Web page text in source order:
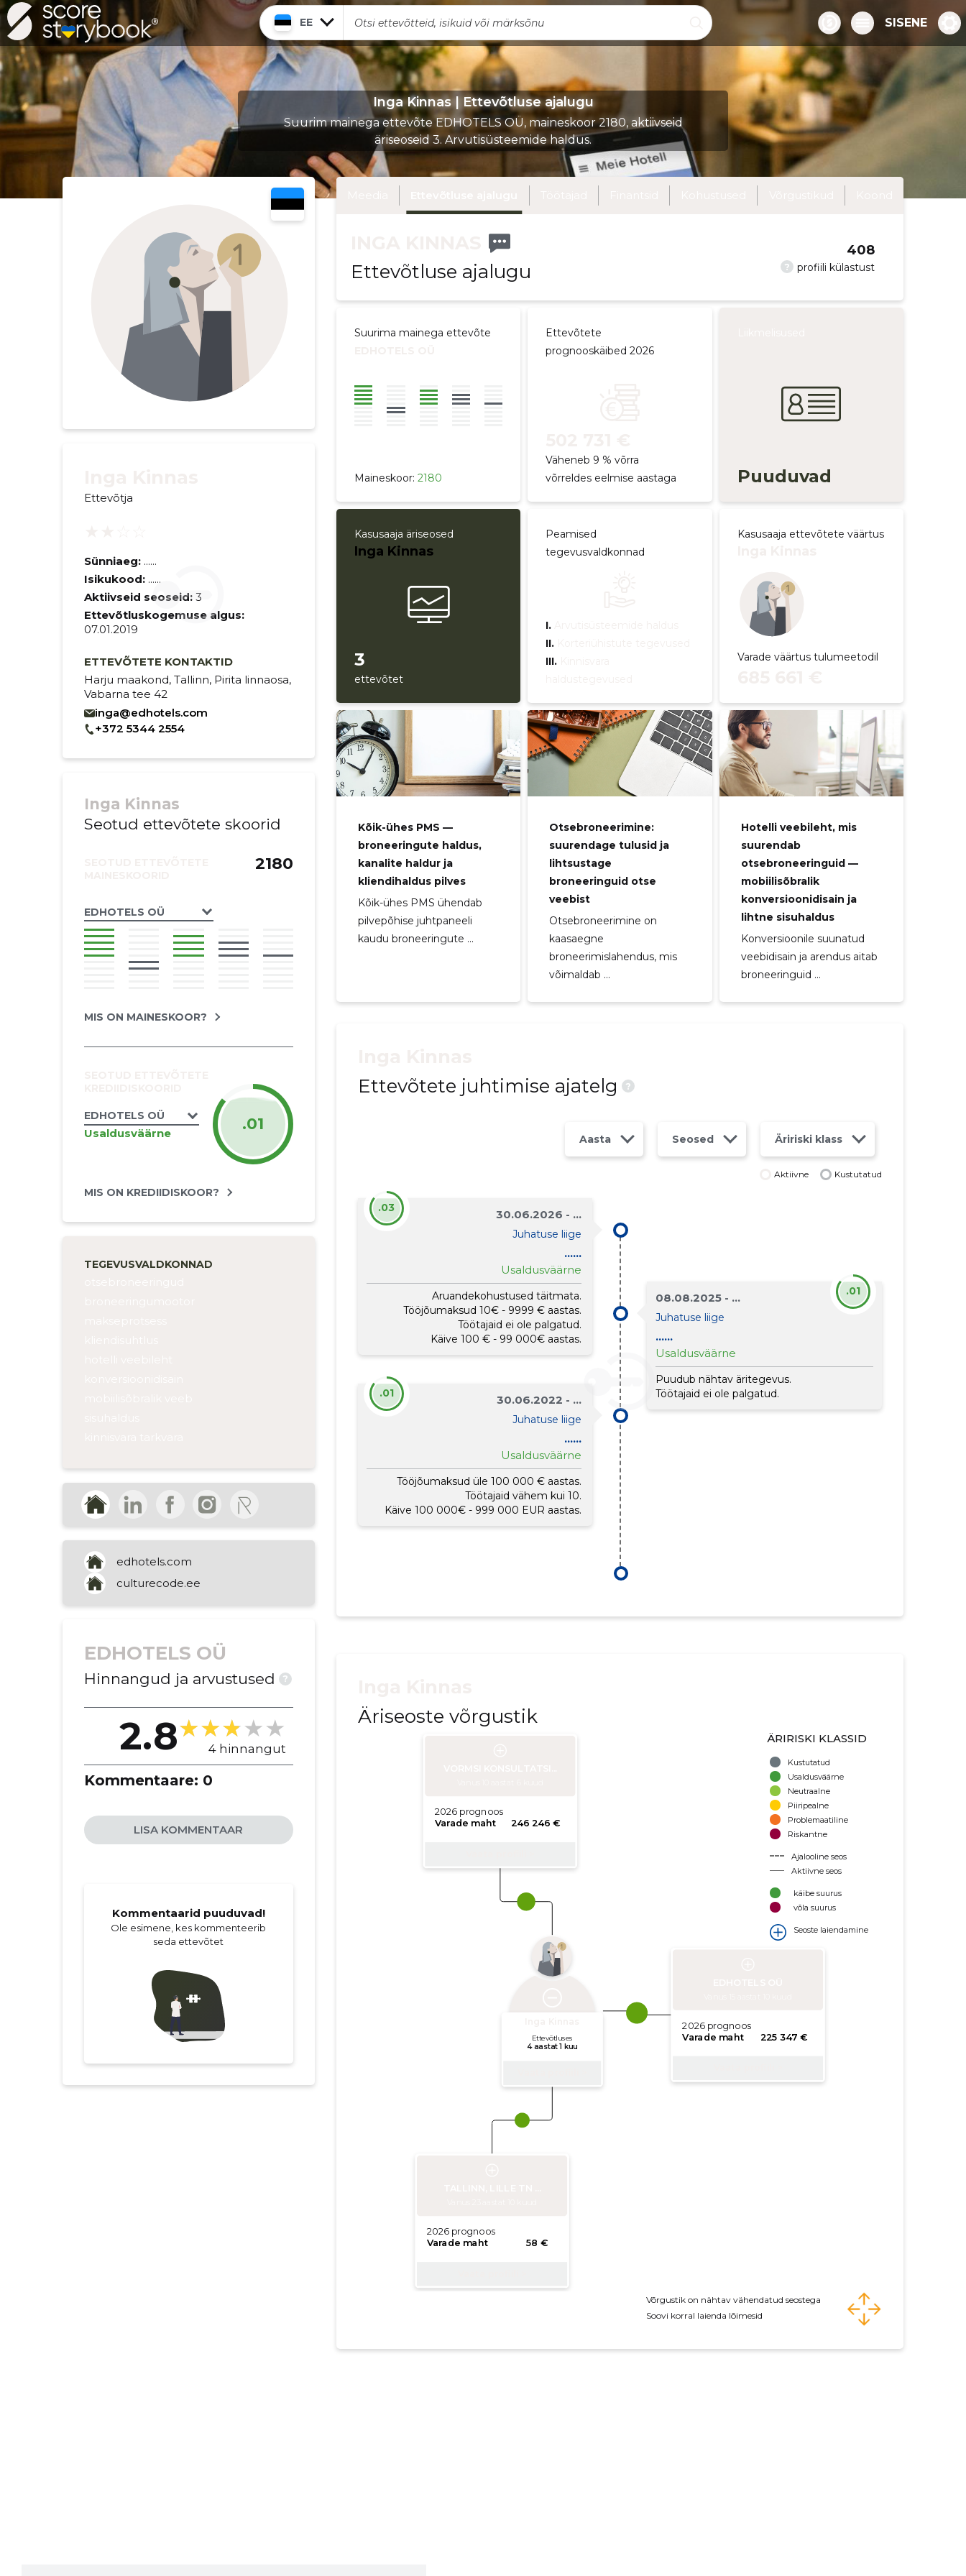
EE SISENE
Inga Kinnas | Ettevõtluse ajalugu
Suurim mainega ettevõte EDHOTELS OÜ, maineskoor 2180, aktiivseid
äriseoseid 3. Arvutisüsteemide haldus.
Ettevõtja
Sünniaeg: ......
Isikukood: ......
Aktiivseid seoseid: 3
Ettevõtluskogemuse algus:
07.01.2019
ETTEVÕTETE KONTAKTID
Harju maakond, Tallinn, Pirita linnaosa,
Vabarna tee 42
inga@edhotels.com
+372 5344 2554
Inga Kinnas
Seotud ettevõtete skoorid
EDHOTELS OÜ
2180
MIS ON MAINESKOOR?
EDHOTELS OÜ
Usaldusväärne .01
MIS ON KREDIIDISKOOR?
TEGEVUSVALDKONNAD
kliendihaldus
arvutisüsteemide haldus
kinnisvara haldustegevused
edhotels.com
culturecode.ee
EDHOTELS OÜ
Hinnangud ja arvustused ?
2.8 4 hinnangut
Kommentaare: 0
LISA KOMMENTAAR
Kommentaarid puuduvad!
Ole esimene, kes kommenteerib
seda ettevõtet
Ettevõtluse ajalugu
? profiili külastust
408
Suurima mainega ettevõte
Maineskoor: 2180
Ettevõtete
prognooskäibed 2026
Väheneb 9 % võrra
võrreldes eelmise aastaga
Puuduvad
Kasusaaja äriseosed
Inga Kinnas
3
ettevõtet
Peamised
tegevusvaldkonnad
I.
II.
III.
Kasusaaja ettevõtete väärtus
Varade väärtus tulumeetodil
Kõik-ühes PMS —
broneeringute haldus,
kanalite haldur ja
kliendihaldus pilves
Kõik-ühes PMS ühendab
pilvepõhise juhtpaneeli
kaudu broneeringute ...
Otsebroneerimine:
suurendage tulusid ja
lihtsustage
broneeringuid otse
veebist
Otsebroneerimine on
kaasaegne
broneerimislahendus, mis
võimaldab ...
Hotelli veebileht, mis
suurendab
otsebroneeringuid —
mobiilisõbralik
konversioonidisain ja
lihtne sisuhaldus
Konversioonile suunatud
veebidisain ja arendus aitab
broneeringuid ...
Ettevõtete juhtimise ajatelg
?
Aasta Seosed Äririski klass
Aktiivne Kustutatud
30.06.2026 - ...
Juhatuse liige
......
Usaldusväärne
Aruandekohustused täitmata.
Tööjõumaksud 10€ - 9999 € aastas.
Töötajaid ei ole palgatud.
Käive 100 € - 99 000€ aastas.
.03
08.08.2025 - ...
Juhatuse liige
......
Usaldusväärne
Puudub nähtav äritegevus.
Töötajaid ei ole palgatud.
.01
30.06.2022 - ...
Juhatuse liige
......
Usaldusväärne
Tööjõumaksud üle 100 000 € aastas.
Töötajaid vähem kui 10.
Käive 100 000€ - 999 000 EUR aastas.
.01
Äriseoste võrgustik
ÄRIRISKI KLASSID
Kustutatud
Usaldusväärne
Neutraalne
Piiripealne
Problemaatiline
Riskantne
Ajalooline seos
Aktiivne seos
käibe suurus
võla suurus
Seoste laiendamine
Võrgustik on nähtav vähendatud seostega
Soovi korral laienda lõimesid